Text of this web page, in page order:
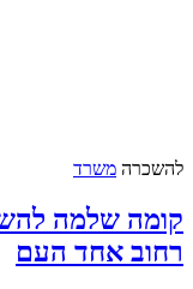
להשכרה משרד
קומה שלמה
רחוב אחד העם